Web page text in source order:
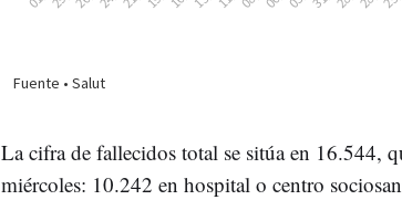
La cifra de fallecidos total se sitúa en 16.544,
miércoles: 10.242 en hospital o centro